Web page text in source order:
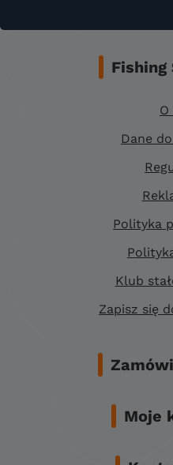
Fishing
O
Dane
Polityka
Klub
Zapisz się
Moje